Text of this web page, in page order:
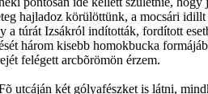
hajladoz körülöttünk, a mocsári
a túrát Izsákról indították, fordított
három kisebb homokbucka
felégett arcbõrömön érzem.
utcáján két gólyafészket is látni,